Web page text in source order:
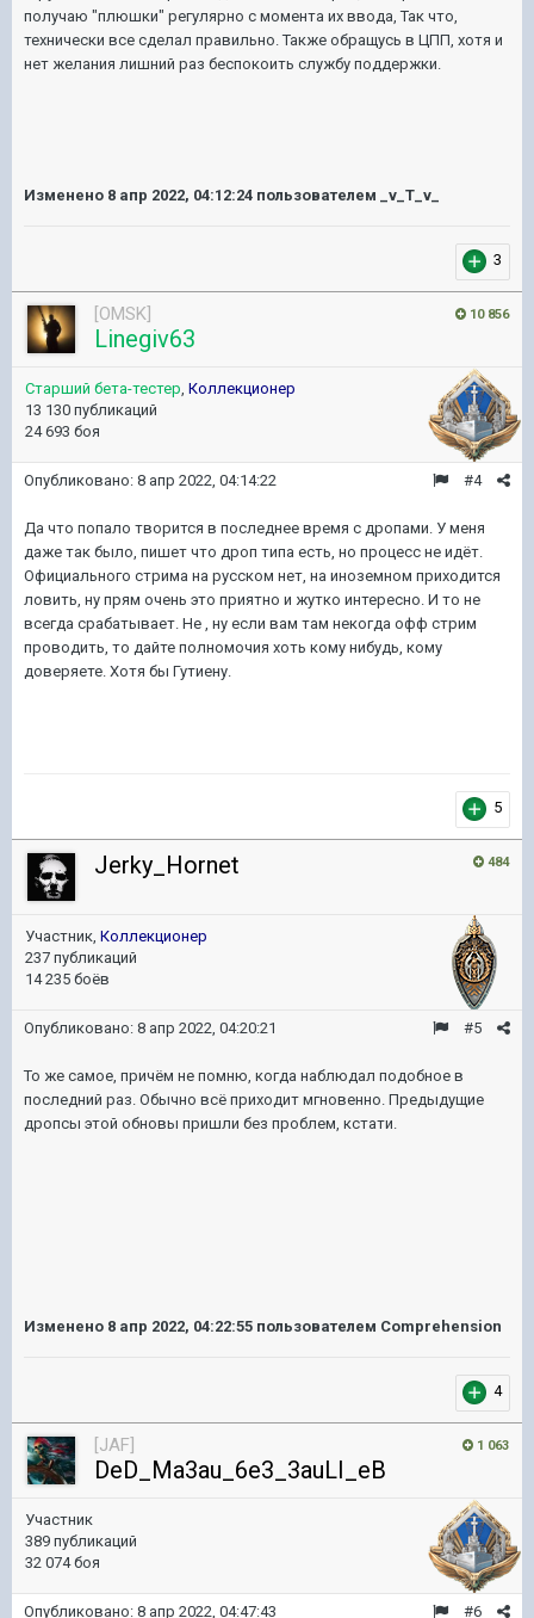
получаю "плюшки" регулярно с момента их ввода, Так что,
технически все сделал правильно. Также обращусь в ЦПП, хотя и
нет желания лишний раз беспокоить службу поддержки.
Изменено 8 апр 2022, 04:12:24 пользователем _v_T_v_
3
10 856
[OMSK]
Linegiv63
Старший бета-тестер Коллекционер
13 130 публикаций
24 693 боя
#4
Опубликовано: 8 апр 2022, 04:14:22
Да что попало творится в последнее время с дропами. У меня
даже так было, пишет что дроп типа есть, но процесс не идёт.
Официального стрима на русском нет, на иноземном приходится
ловить, ну прям очень это приятно и жутко интересно. И то не
всегда срабатывает. Не , ну если вам там некогда офф стрим
проводить, то дайте полномочия хоть кому нибудь, кому
доверяете. Хотя бы Гутиену.
5
484
Jerky_Hornet
Участник, Коллекционер
237 публикаций
14 235 боёв
#5
Опубликовано: 8 апр 2022, 04:20:21
То же самое, причём не помню, когда наблюдал подобное в
последний раз. Обычно всё приходит мгновенно. Предыдущие
дропсы этой обновы пришли без проблем, кстати.
Изменено 8 апр 2022, 04:22:55 пользователем Comprehension
4
1 063
[JAF]
DeD_Ma3au_6e3_3auLI_eB
Участник
389 публикаций
32 074 боя
#6
Опубликовано: 8 апр 2022, 04:47:43